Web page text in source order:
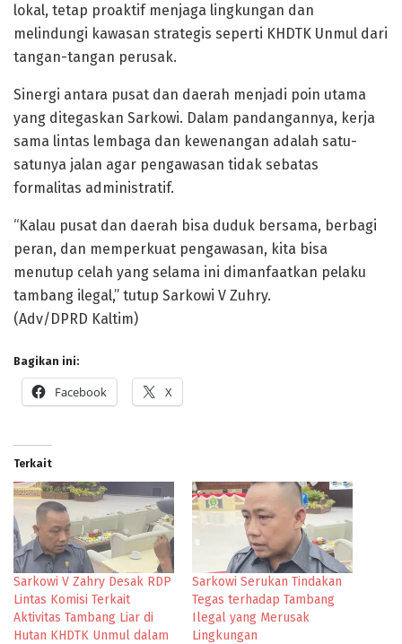
lokal, tetap proaktif menjaga lingkungan dan
melindungi kawasan strategis seperti KHDTK Unmul dari
tangan-tangan perusak.
Sinergi antara pusat dan daerah menjadi poin utama
yang ditegaskan Sarkowi. Dalam pandangannya, kerja
sama lintas lembaga dan kewenangan adalah satu-
satunya jalan agar pengawasan tidak sebatas
formalitas administratif.
“Kalau pusat dan daerah bisa duduk bersama, berbagi
peran, dan memperkuat pengawasan, kita bisa
menutup celah yang selama ini dimanfaatkan pelaku
tambang ilegal,” tutup Sarkowi V Zuhry.
(Adv/DPRD Kaltim)
Bagikan ini:
Facebook X
Terkait
Sarkowi V Zahry Desak RDP
Lintas Komisi Terkait
Aktivitas Tambang Liar di
Hutan KHDTK Unmul dalam
Sarkowi Serukan Tindakan
Tegas terhadap Tambang
Ilegal yang Merusak
Lingkungan